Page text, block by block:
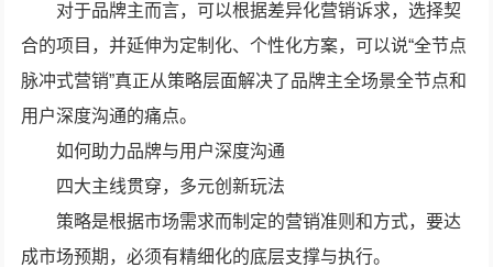
对于品牌主而言，可以根据差异化营销诉求，选择契
合的项目，并延伸为定制化、个性化方案，可以说“全节点
脉冲式营销”真正从策略层面解决了品牌主全场景全节点和
用户深度沟通的痛点。
如何助力品牌与用户深度沟通
四大主线贯穿，多元创新玩法
策略是根据市场需求而制定的营销准则和方式，要达
成市场预期，必须有精细化的底层支撑与执行。